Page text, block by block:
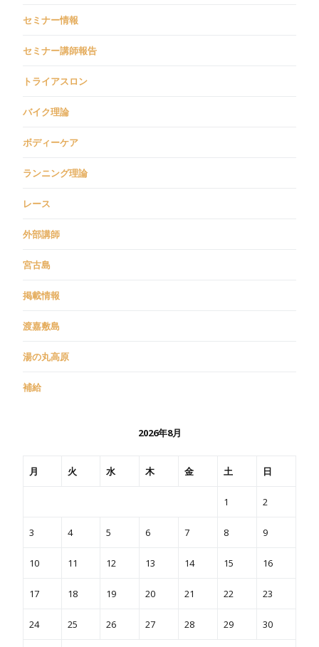
セミナー情報
セミナー講師報告
トライアスロン
バイク理論
ボディーケア
ランニング理論
レース
外部講師
宮古島
掲載情報
渡嘉敷島
湯の丸高原
補給
2026年8月
月 火 水 木 金 土 日
1 2
3 4 5 6 7 8 9
10 11 12 13 14 15 16
17 18 19 20 21 22 23
24 25 26 27 28 29 30